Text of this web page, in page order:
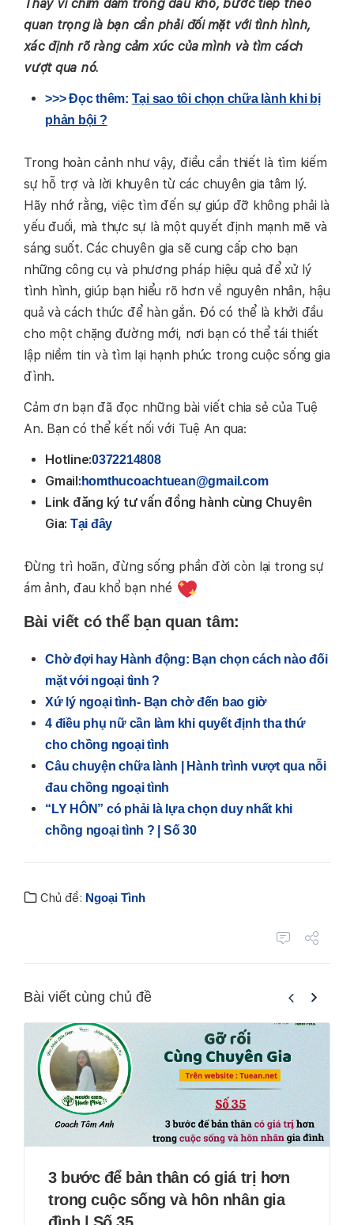
Thay vì chìm đắm trong đau khổ, bước tiếp theo
quan trọng là bạn cần phải đối mặt với tình hình,
xác định rõ ràng cảm xúc của mình và tìm cách
vượt qua nó.
>>> Đọc thêm: Tại sao tôi chọn chữa lành khi bị
phản bội ?
Trong hoàn cảnh như vậy, điều cần thiết là tìm kiếm
sự hỗ trợ và lời khuyên từ các chuyên gia tâm lý.
Hãy nhớ rằng, việc tìm đến sự giúp đỡ không phải là
yếu đuối, mà thực sự là một quyết định mạnh mẽ và
sáng suốt. Các chuyên gia sẽ cung cấp cho bạn
những công cụ và phương pháp hiệu quả để xử lý
tình hình, giúp bạn hiểu rõ hơn về nguyên nhân, hậu
quả và cách thức để hàn gắn. Đó có thể là khởi đầu
cho một chặng đường mới, nơi bạn có thể tái thiết
lập niềm tin và tìm lại hạnh phúc trong cuộc sống gia
đình.
Cảm ơn bạn đã đọc những bài viết chia sẻ của Tuệ
An. Bạn có thể kết nối với Tuệ An qua:
Hotline:0372214808
Gmail: homthucoachtuean@gmail.com
Link đăng ký tư vấn đồng hành cùng Chuyên
Gia: Tại đây
Đừng trì hoãn, đừng sống phần đời còn lại trong sự
ám ảnh, đau khổ bạn nhé
Bài viết có thể bạn quan tâm:
Chờ đợi hay Hành động: Bạn chọn cách nào đối
mặt với ngoại tình ?
Xứ lý ngoại tình- Bạn chờ đến bao giờ
4 điều phụ nữ cần làm khi quyết định tha thứ
cho chồng ngoại tình
Câu chuyện chữa lành | Hành trình vượt qua nỗi
đau chồng ngoại tình
“LY HÔN” có phải là lựa chọn duy nhất khi
chồng ngoại tình ? | Số 30
Chủ đề: Ngoại Tình
Bài viết cùng chủ đề
3 bước để bản thân có giá trị hơn
trong cuộc sống và hôn nhân gia